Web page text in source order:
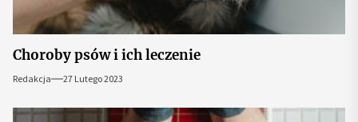
Choroby psów i ich leczenie
Redakcja 27 Lutego 2023